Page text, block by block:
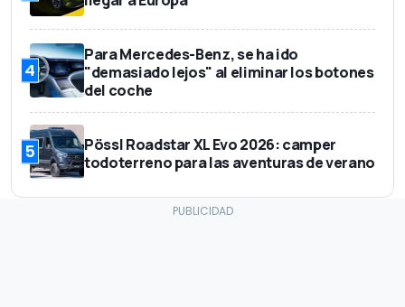
4
Para Mercedes-Benz, se ha ido
"demasiado lejos" al eliminar los botones
del coche
5
Pössl Roadstar XL Evo 2026: camper
todoterreno para las aventuras de verano